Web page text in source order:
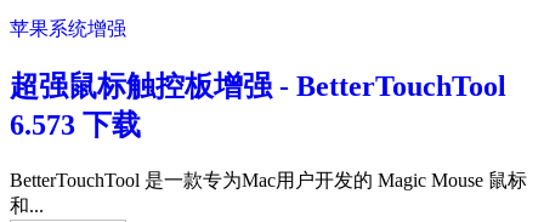
苹果系统增强
超强鼠标触控板增强 - BetterTouchTool
6.573 下载
BetterTouchTool 是一款专为Mac用户开发的 Magic Mouse 鼠标
和...